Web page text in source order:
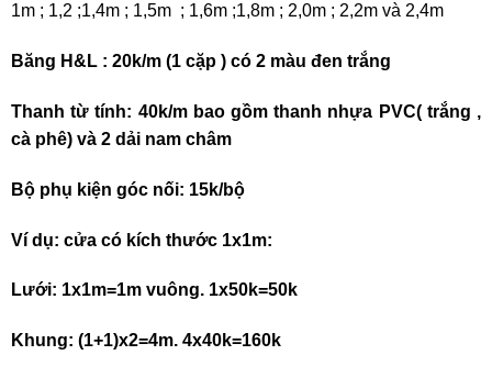
1m ; 1,2 ;1,4m ; 1,5m ; 1,6m ;1,8m ; 2,0m ; 2,2m và 2,4m
Băng H&L : 20k/m (1 cặp ) có 2 màu đen trắng
Thanh từ tính: 40k/m bao gồm thanh nhựa PVC( trắng ,
cà phê) và 2 dải nam châm
Bộ phụ kiện góc nối: 15k/bộ
Ví dụ: cửa có kích thước 1x1m:
Lưới: 1x1m=1m vuông. 1x50k=50k
Khung: (1+1)x2=4m. 4x40k=160k